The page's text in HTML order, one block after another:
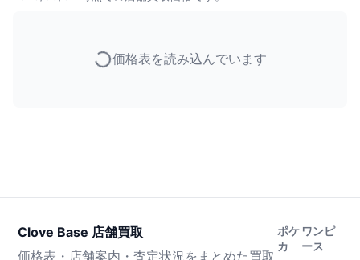
価格表を読み込んでいます
Clove Base 店舗買取
価格表・店舗案内・査定状況をまとめた買取
ポケ
カ
ワンピ
ース